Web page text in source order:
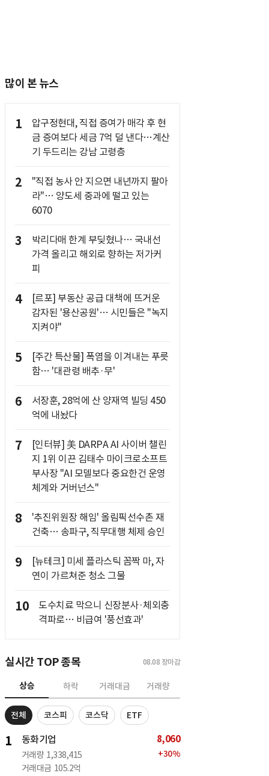
많이 본 뉴스
1
압구정현대, 직접 증여가 매각 후 현
금 증여보다 세금 7억 덜 낸다…계산
기 두드리는 강남 고령층
2
"직접 농사 안 지으면 내년까지 팔아
라"… 양도세 중과에 떨고 있는
6070
3
박리다매 한계 부딪혔나… 국내선
가격 올리고 해외로 향하는 저가커
피
4
[르포] 부동산 공급 대책에 뜨거운
감자된 '용산공원'… 시민들은 "녹지
지켜야"
5
[주간 특산물] 폭염을 이겨내는 푸릇
함… '대관령 배추·무'
6
서장훈, 28억에 산 양재역 빌딩 450
억에 내놨다
7
[인터뷰] 美 DARPA AI 사이버 챌린
지 1위 이끈 김태수 마이크로소프트
부사장 "AI 모델보다 중요한건 운영
체계와 거버넌스"
8
'추진위원장 해임' 올림픽선수촌 재
건축… 송파구, 직무대행 체제 승인
9
[뉴테크] 미세 플라스틱 꼼짝 마, 자
연이 가르쳐준 청소 그물
10
도수치료 막으니 신장분사·체외충
격파로… 비급여 '풍선효과'
실시간 TOP 종목 08.08 장마감
상승 하락 거래대금 거래량
전체 코스피 코스닥 ETF
1 동화기업
거래량 1,338,415
거래대금 105.2억
8,060
+30%